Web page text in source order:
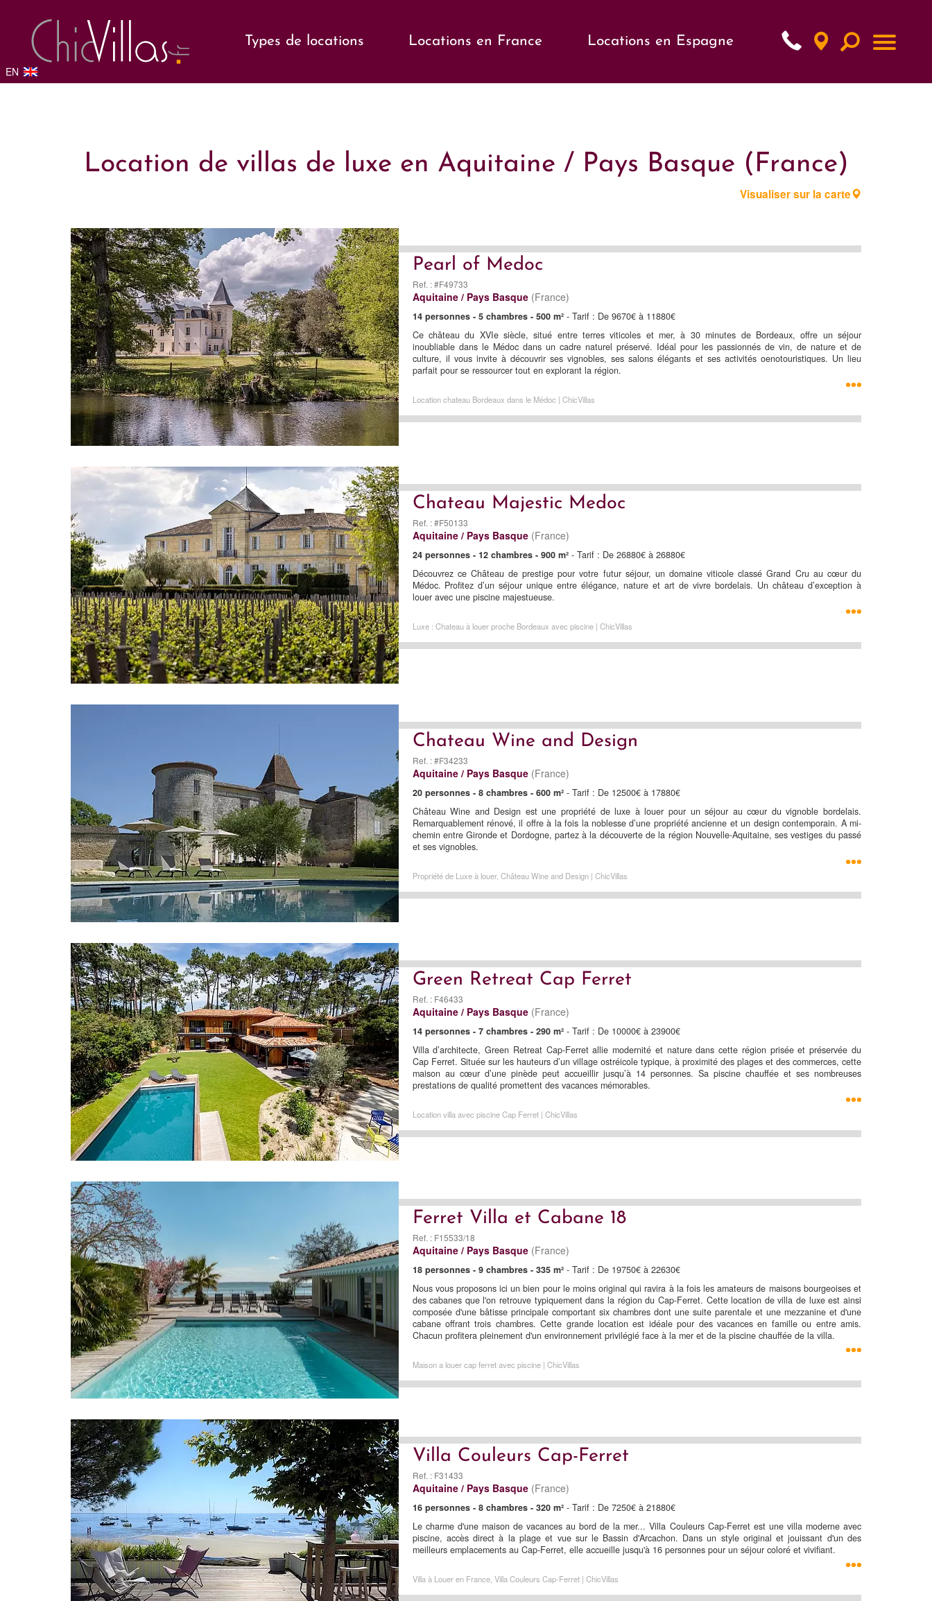
Types de locations Locations en France Locations en Espagne
EN
Location de villas de luxe en Aquitaine / Pays Basque (France)
Visualiser sur la carte
Pearl of Medoc
Ref. : #F49733
Aquitaine / Pays Basque (France)
14 personnes - 5 chambres - 500 m²- Tarif : De 9670€ à 11880€
Ce château du XVIe siècle, situé entre terres viticoles et mer, à 30 minutes de Bordeaux, offre un séjour
inoubliable dans le Médoc dans un cadre naturel préservé. Idéal pour les passionnés de vin, de nature et de
culture, il vous invite à découvrir ses vignobles, ses salons élégants et ses activités oenotouristiques. Un lieu
parfait pour se ressourcer tout en explorant la région.
Location chateau Bordeaux dans le Médoc | ChicVillas
Chateau Majestic Medoc
Ref. : #F50133
Aquitaine / Pays Basque (France)
24 personnes - 12 chambres - 900 m²- Tarif : De 26880€ à 26880€
Découvrez ce Château de prestige pour votre futur séjour, un domaine viticole classé Grand Cru au cœur du
Médoc. Profitez d’un séjour unique entre élégance, nature et art de vivre bordelais. Un château d’exception à
louer avec une piscine majestueuse.
Luxe : Chateau à louer proche Bordeaux avec piscine | ChicVillas
Chateau Wine and Design
Ref. : #F34233
Aquitaine / Pays Basque (France)
20 personnes - 8 chambres - 600 m²- Tarif : De 12500€ à 17880€
Château Wine and Design est une propriété de luxe à louer pour un séjour au cœur du vignoble bordelais.
Remarquablement rénové, il offre à la fois la noblesse d’une propriété ancienne et un design contemporain. A mi-
chemin entre Gironde et Dordogne, partez à la découverte de la région Nouvelle-Aquitaine, ses vestiges du passé
et ses vignobles.
Propriété de Luxe à louer, Château Wine and Design | ChicVillas
Green Retreat Cap Ferret
Ref. : F46433
Aquitaine / Pays Basque (France)
14 personnes - 7 chambres - 290 m²- Tarif : De 10000€ à 23900€
Villa d’architecte, Green Retreat Cap-Ferret allie modernité et nature dans cette région prisée et préservée du
Cap Ferret. Située sur les hauteurs d’un village ostréicole typique, à proximité des plages et des commerces, cette
maison au cœur d’une pinède peut accueillir jusqu’à 14 personnes. Sa piscine chauffée et ses nombreuses
prestations de qualité promettent des vacances mémorables.
Location villa avec piscine Cap Ferret | ChicVillas
Ferret Villa et Cabane 18
Ref. : F15533/18
Aquitaine / Pays Basque (France)
18 personnes - 9 chambres - 335 m²- Tarif : De 19750€ à 22630€
Nous vous proposons ici un bien pour le moins original qui ravira à la fois les amateurs de maisons bourgeoises et
des cabanes que l'on retrouve typiquement dans la région du Cap-Ferret. Cette location de villa de luxe est ainsi
composée d'une bâtisse principale comportant six chambres dont une suite parentale et une mezzanine et d'une
cabane offrant trois chambres. Cette grande location est idéale pour des vacances en famille ou entre amis.
Chacun profitera pleinement d'un environnement privilégié face à la mer et de la piscine chauffée de la villa.
Maison a louer cap ferret avec piscine | ChicVillas
Villa Couleurs Cap-Ferret
Ref. : F31433
Aquitaine / Pays Basque (France)
16 personnes - 8 chambres - 320 m²- Tarif : De 7250€ à 21880€
Le charme d'une maison de vacances au bord de la mer... Villa Couleurs Cap-Ferret est une villa moderne avec
piscine, accès direct à la plage et vue sur le Bassin d'Arcachon. Dans un style original et jouissant d'un des
meilleurs emplacements au Cap-Ferret, elle accueille jusqu'à 16 personnes pour un séjour coloré et vivifiant.
Villa à Louer en France, Villa Couleurs Cap-Ferret | ChicVillas